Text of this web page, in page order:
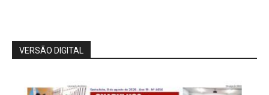
VERSÃO DIGITAL